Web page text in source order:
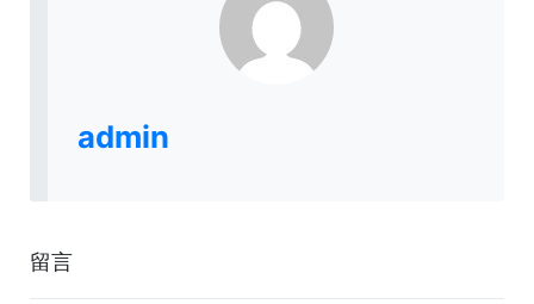
admin
留言